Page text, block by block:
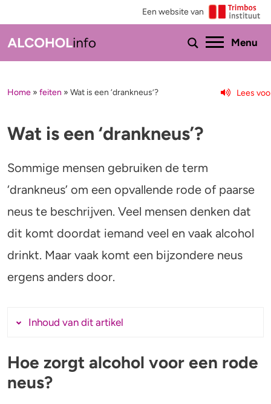
Een website van
Menu
Menu
Feiten & tips
Minder drinken of stoppen?
Bezorgd om iemand
Gezondheid
Kinderwens & zwangerschap
Verkeer
Test je drinkgedrag
Uitgebreide drinktest
Wat drink jij?
Alcohol en opvoeden
Home » feiten » Wat is een ‘drankneus’? Lees
Wat is een ‘drankneus’?
Sommige mensen gebruiken de term
‘drankneus’ om een opvallende rode of paarse
neus te beschrijven. Veel mensen denken dat
dit komt doordat iemand veel en vaak alcohol
drinkt. Maar vaak komt een bijzondere neus
ergens anders door.
Inhoud van dit artikel
Hoe zorgt alcohol voor een rode neus?
Komt een rode neus altijd door alcohol?
Hoe zorgt alcohol voor een rode
neus?